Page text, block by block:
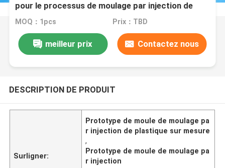
pour le processus de moulage par injection de
plastique personnalisé
MOQ：1pcs Prix：TBD
meilleur prix Contactez nous
DESCRIPTION DE PRODUIT
Surligner:
Prototype de moule de moulage pa
r injection de plastique sur mesure
,
Prototype de moule de moulage pa
r injection